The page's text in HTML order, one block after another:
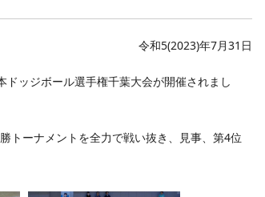
令和5(2023)年7月31日
ッジボール選手権千葉大会が開催されまし
トーナメントを全力で戦い抜き、見事、第4位